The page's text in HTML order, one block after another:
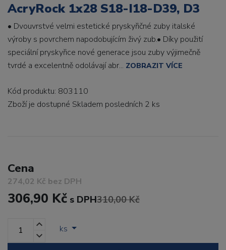
AcryRock 1x28 S18-I18-D39, D3
• Dvouvrstvé velmi estetické pryskyřičné zuby italské
výroby s povrchem napodobujícím živý zub.• Díky použití
speciální pryskyřice nové generace jsou zuby výjimečně
tvrdé a excelentně odolávají abr... ZOBRAZIT VÍCE
Kód produktu: 803110
Zboží je dostupné Skladem posledních 2 ks
Cena
274,02 Kč bez DPH
306,90 Kč s DPH310,00 Kč
ks